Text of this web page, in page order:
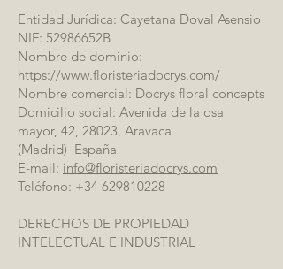
Entidad Jurídica: Cayetana Doval Asensio
NIF: 52986652B
Nombre de dominio:
https://www.floristeriadocrys.com/
Nombre comercial: Docrys floral concepts
Domicilio social: Avenida de la osa
mayor, 42, 28023, Aravaca
(Madrid) España
E-mail: info@floristeriadocrys.com
Teléfono: +34 629810228
DERECHOS DE PROPIEDAD
INTELECTUAL E INDUSTRIAL